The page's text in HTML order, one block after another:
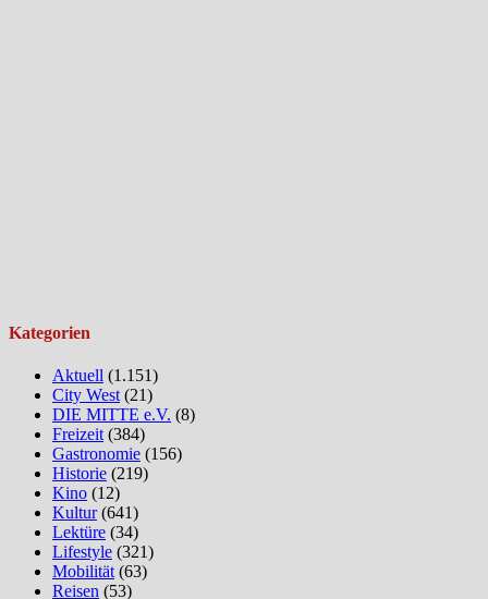
Kategorien
Aktuell (1.151)
City West (21)
DIE MITTE e.V. (8)
Freizeit (384)
Gastronomie (156)
Historie (219)
Kino (12)
Kultur(641)
Lektüre (34)
Lifestyle (321)
Mobilität (63)
Reisen (53)